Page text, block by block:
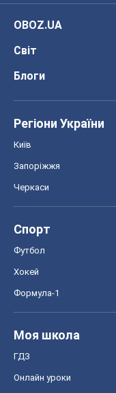
OBOZ.UA
Світ
Блоги
Регіони України
Київ
Запоріжжя
Черкаси
Спорт
Футбол
Хокей
Формула-1
Моя школа
ГДЗ
Онлайн уроки